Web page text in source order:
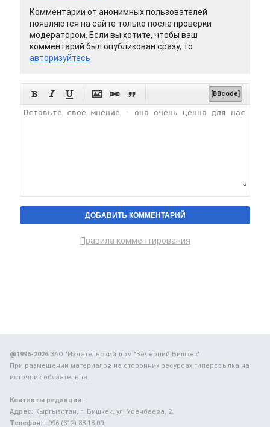
Комментарии от анонимных пользователей
появляются на сайте только после проверки
модератором. Если вы хотите, чтобы ваш
комментарий был опубликован сразу, то
авторизуйтесь
      [BBcode]
Правила комментирования
@1996-2026ЗАО "Издательский дом "Вечерний Бишкек"
При размещении материалов на сторонних ресурсах гиперссылка на
источник обязательна.
Контакты редакции:
Адрес: Кыргызстан, г. Бишкек, ул. Усенбаева, 2.
Телефон: +996 (312) 88-18-09.